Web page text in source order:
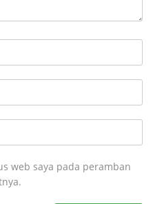
web saya pada peramban